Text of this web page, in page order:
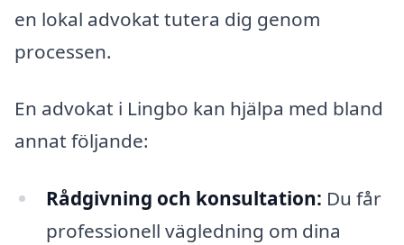
en lokal advokat tutera dig genom
processen.
En advokat i Lingbo kan hjälpa med bland
annat följande:
Rådgivning och konsultation: Du får
professionell vägledning om dina